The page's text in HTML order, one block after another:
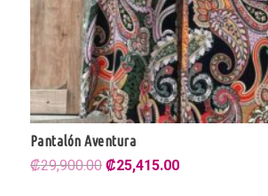
Pantalón Aventura
₡29,900.00El
₡25,415.00El